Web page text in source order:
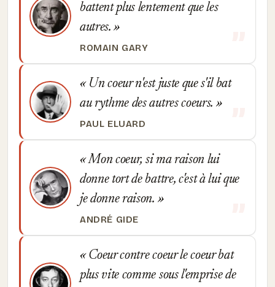
battent plus lentement que les
autres.
ROMAIN GARY
Un coeur n'est juste que s'il bat
au rythme des autres coeurs.
PAUL ELUARD
Mon coeur, si ma raison lui
donne tort de battre, c'est à lui que
je donne raison.
ANDRÉ GIDE
Coeur contre coeur le coeur bat
plus vite comme sous l'emprise de